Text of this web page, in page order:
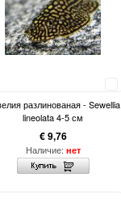
разлинованая - Sewellia
lineolata 4-5 см
€ 9,76
Наличие: нет